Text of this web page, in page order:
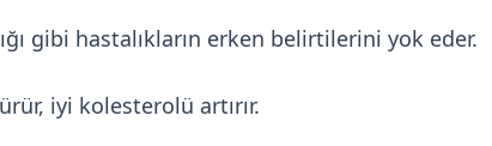
gibi hastalıkların erken belirtilerini yok eder.
iyi kolesterolü artırır.